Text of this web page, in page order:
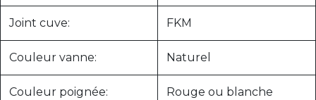
Joint cuve: FKM
Couleur vanne: Naturel
Couleur poignée: Rouge ou blanche